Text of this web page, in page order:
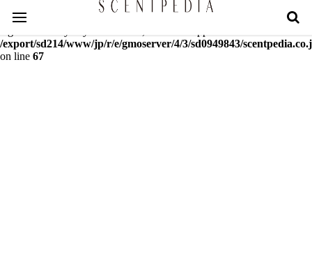
Warning
: mcrypt_decrypt(): Key of size 18 not supported by this
/export/sd214/www/jp/r/e/gmoserver/4/3/sd0949843/
on line 67